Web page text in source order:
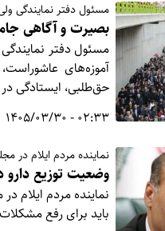
مسئول دفتر نمایندگی
بصیرت و آگاهی
مسئول دفتر نمایندگی
آموزه‌های
حق‌طلبی، ایستادگی
02:33 - 1405/03/30
نماینده مردم ایلام در
وضعیت توزیع دارو
نماینده مردم ایلام
باید برای رفع